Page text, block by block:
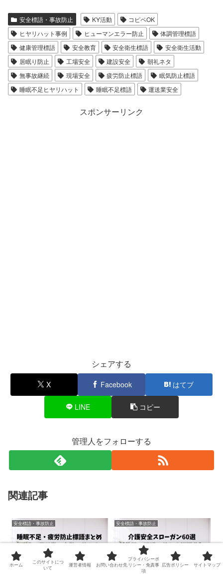
安全標語・事故防止 KY活動
コピペOK
ヒヤリハット事例
ヒューマンエラー防止
体調管理標語
健康管理標語
安全教育 安全衛生標語
安全衛生活動
居眠り防止
工場安全 建設安全
朝礼ネタ
無事故継続
現場安全 疲労防止標語
眠気防止標語
睡眠不足ヒヤリハット
睡眠不足標語 運送業安全
スポンサーリンク
シェアする
X Facebook はてブ
LINE コピー
管理人をフォローする
関連記事
安全標語・事故防止 安全標語・事故防止
ホーム
このサイトにつ
いて
運営者情報 お問い合わせ先
プライバシーポ
リシー・免責事
項
広告ポリシー サイトマップ